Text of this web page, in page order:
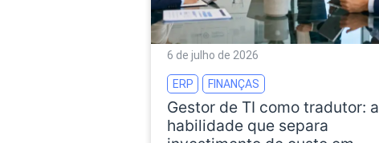
6 de julho de 2026
ERP FINANÇAS
Gestor de TI como tradutor: a
habilidade que separa